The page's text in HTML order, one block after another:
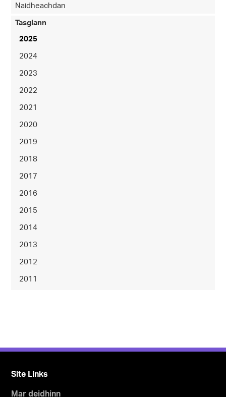
Naidheachdan
Tasglann
2025
2024
2023
2022
2021
2020
2019
2018
2017
2016
2015
2014
2013
2012
2011
Site Links
Mar deidhinn